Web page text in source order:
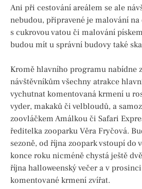
Ani při cestování areálem se ale
nebudou, připravené je malování
s cukrovou vatou či malování
budou mít u správní budovy také
Kromě hlavního programu nabídne
návštěvníkům všechny atrakce
vychutnat komentovaná krmení u
vyder, makaků či velbloudů, a
zoovláčkem Amálkou či Safari
ředitelka zooparku Věra Fryčová.
sezoně, od října zoopark vstoupí do
konce roku nicméně chystá ještě
října halloweenský večer a v
komentované krmení zvířat.